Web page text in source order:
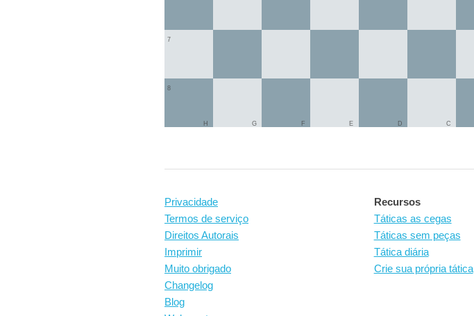
7
8
C
D
E
F
G
H
Privacidade
Termos de serviço
Direitos Autorais
Imprimir
Muito obrigado
Changelog
Blog
Recursos
Táticas as cegas
Táticas sem peças
Tática diária
Crie sua própria tática